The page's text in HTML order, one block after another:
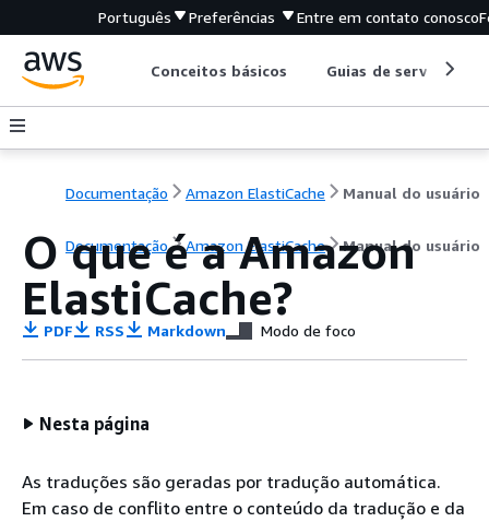
Português Preferências Entre em contato conosco
Conceitos básicos Guias de serviço
Documentação Amazon ElastiCache Manual do usuário
Documentação Amazon ElastiCache Manual do usuário
O que é a Amazon
ElastiCache?
PDF RSS Markdown Modo de foco
Nesta página
As traduções são geradas por tradução automática.
Em caso de conflito entre o conteúdo da tradução e da